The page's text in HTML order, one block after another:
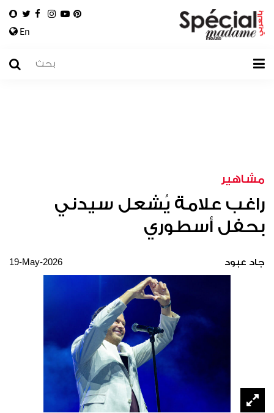
En
مشاهير
راغب علامة يُشعل سيدني
بحفل أسطوري
جاد عبود 19-May-2026